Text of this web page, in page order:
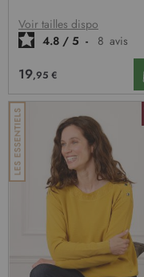
Voir tailles dispo
4.8 / 5 - 8 avis
19,95 €